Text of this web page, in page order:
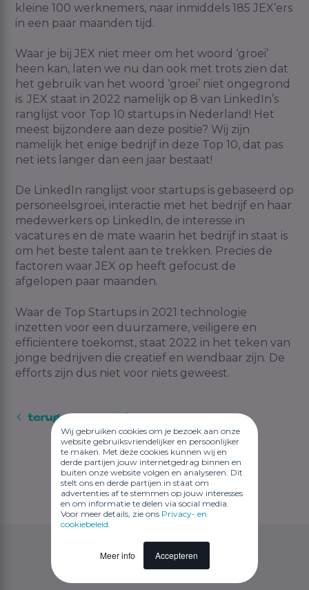
Wij gebruiken cookies om je bezoek aan onze
website gebruiksvriendelijker en persoonlijker
te maken. Met deze cookies kunnen wij en
derde partijen jouw internetgedrag binnen en
buiten onze website volgen en analyseren. Dit
stelt ons en derde partijen in staat om
advertenties af te stemmen op jouw interesses
en om informatie te delen via social media.
Voor meer details, zie ons Privacy- en
cookiebeleid.
Meer info Accepteren
kleine 100 werknemers, naar inmiddels 185 JEX’ers
in een paar maanden tijd.
Waar je bij JEX niet meer om het woord ‘groei’
heen kan, laten we nu dan ook met trots zien dat
het gebruik van het woord ‘groei’ niet ongegrond
is. JEX staat in 2022 namelijk op 8 van LinkedIn’s
ranglijst voor Top 10 startups in Nederland! Het
meest bijzondere aan deze positie? Wij zijn
namelijk het enige bedrijf in deze Top 10, dat pas
net iets langer dan een jaar bestaat!
De LinkedIn ranglijst voor startups is gebaseerd op
personeelsgroei, interactie met het bedrijf en haar
medewerkers op LinkedIn, de interesse in
vacatures en de mate waarin het bedrijf in staat is
om het beste talent aan te trekken. Precies de
factoren waar JEX op heeft gefocust de
afgelopen paar maanden.
Waar de Top Startups in 2021 technologie
inzetten voor een duurzamere, veiligere en
efficiëntere toekomst, staat 2022 in het teken van
jonge bedrijven die creatief en wendbaar zijn. De
efforts zijn dus niet voor niets geweest.
terug naar het blog overzicht